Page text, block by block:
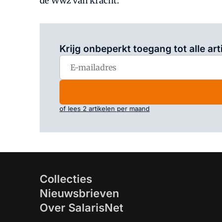
Krijg onbeperkt toegang tot alle
of lees 2 artikelen per maand
Collecties
Nieuwsbrieven
Over SalarisNet